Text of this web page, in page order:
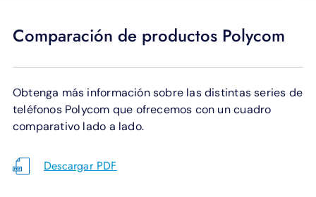
Comparación de productos Polycom
Obtenga más información sobre las distintas series de
teléfonos Polycom que ofrecemos con un cuadro
comparativo lado a lado.
Descargar PDF